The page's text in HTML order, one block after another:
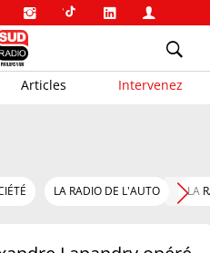
Articles Intervenez
LA RADIO DE L'AUTO LA